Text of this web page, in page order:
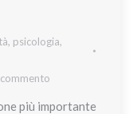
, psicologia,
più importante